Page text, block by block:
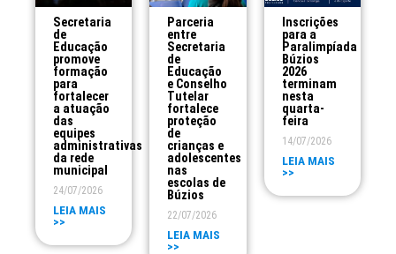
Secretaria
de
Educação
promove
formação
para
fortalecer
a atuação
das
equipes
administrativas
da rede
municipal
24/07/2026
LEIA MAIS
>>
Parceria
entre
Secretaria
de
Educação
e Conselho
Tutelar
fortalece
proteção
de
crianças e
adolescentes
nas
escolas de
Búzios
22/07/2026
LEIA MAIS
>>
Inscrições
para a
Paralimpíada
Búzios
2026
terminam
nesta
quarta-
feira
14/07/2026
LEIA MAIS
>>